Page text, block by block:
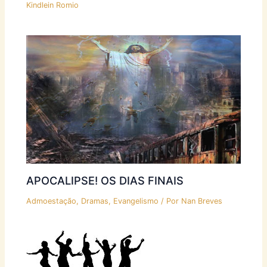
Kindlein Romio
APOCALIPSE! OS DIAS FINAIS
Admoestação, Dramas, Evangelismo / Por Nan Breves